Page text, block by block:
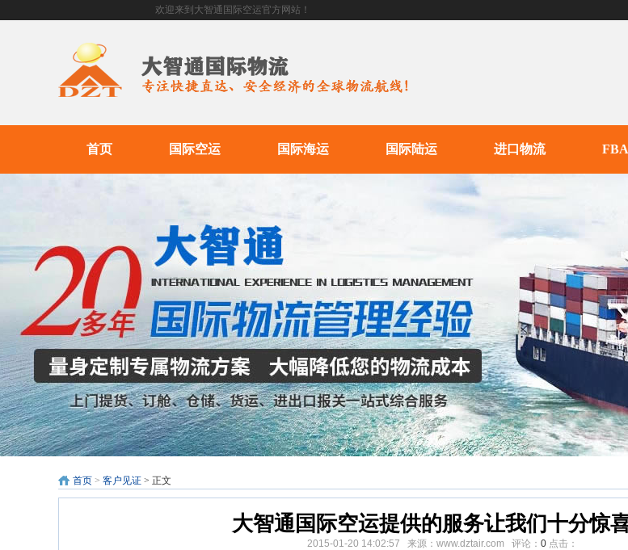
欢迎来到大智通国际空运官方网站！
首页 国际空运 国际海运 国际陆运 进口物流
首页 > 客户见证 > 正文
大智通国际空运提供的服务让我们十分惊
2015-01-20 14:02:57 来源：www.dztair.com 评论： 0点击：